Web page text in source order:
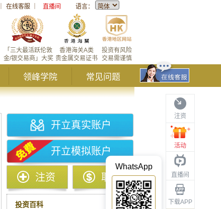
在线客服 直播间 语言：
投资有风险
交易需谨慎
香港海关A类
贵金属交易证书
「三大最活跃伦敦
金/银交易商」大奖
领峰学院 常见问题
注资
活动
直播间
下载APP
WhatsApp
开立真实账户
开立模拟账户
注资 取款
投资百科